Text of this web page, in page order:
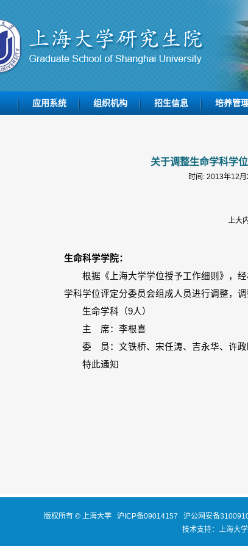
应用系统 组织机构 招生信息 培养管
关于调整生命学科学
时间: 2013年12
上大
生命科学学院：
根据《上海大学学位授予工作细则》，经
学科学位评定分委员会组成人员进行调整，
生命学科（9人）
主 席：李根喜
委 员：文铁桥、宋任涛、吉永华、许政
特此通知
版权所有 ©上海大学 沪ICP备09014157 沪公网安备
技术支持： 上海大